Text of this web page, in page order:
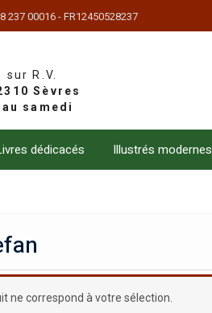
237 00016 - FR12450528237
R.V.
dédicacés Illustrés modernes
ne correspond à votre sélection.